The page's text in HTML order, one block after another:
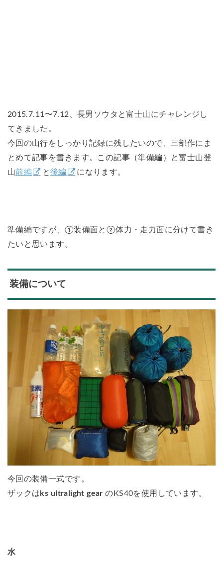
2015.7.11〜7.12、長男ソウタと富士山にチャレンジし
てきました。
今回の山行をしっかり記録に残したいので、三部作にま
とめて記事を書きます。この記事（準備編）と富士山登
山前編 と後編 になります。
準備編ですが、①装備面と②体力・走力面に分けて書き
たいと思います。
装備について
今回の装備一式です。
ザックは ks ultralight gear のKS40を使用しています。
水